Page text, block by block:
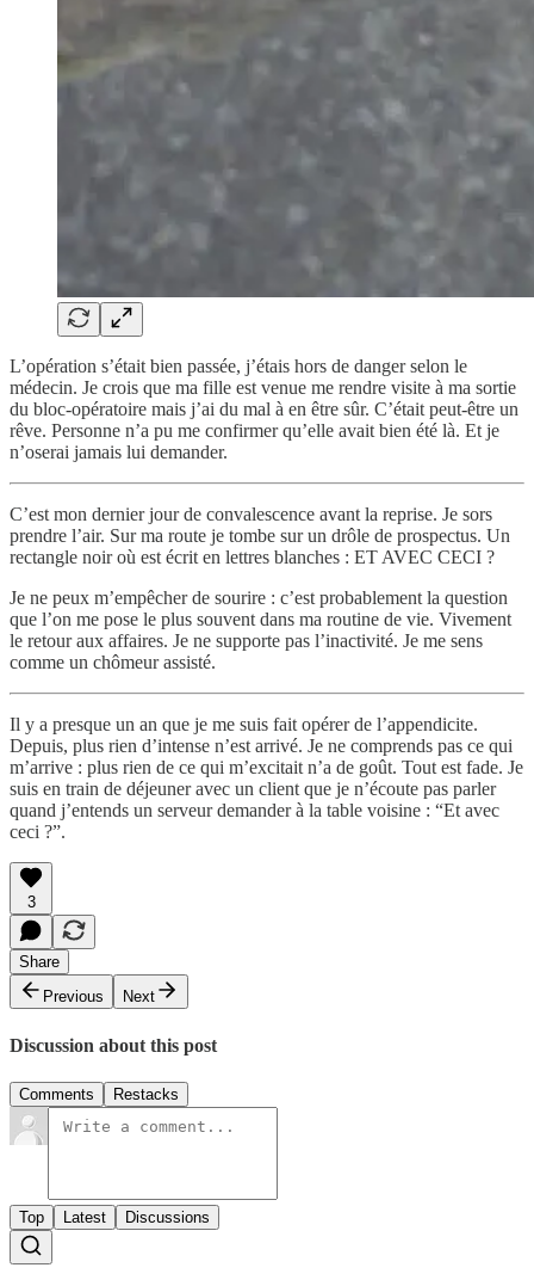
L’opération s’était bien passée, j’étais hors de danger selon le
médecin. Je crois que ma fille est venue me rendre visite à ma sortie
du bloc-opératoire mais j’ai du mal à en être sûr. C’était peut-être un
rêve. Personne n’a pu me confirmer qu’elle avait bien été là. Et je
n’oserai jamais lui demander.
C’est mon dernier jour de convalescence avant la reprise. Je sors
prendre l’air. Sur ma route je tombe sur un drôle de prospectus. Un
rectangle noir où est écrit en lettres blanches : ET AVEC CECI ?
Je ne peux m’empêcher de sourire : c’est probablement la question
que l’on me pose le plus souvent dans ma routine de vie. Vivement
le retour aux affaires. Je ne supporte pas l’inactivité. Je me sens
comme un chômeur assisté.
Il y a presque un an que je me suis fait opérer de l’appendicite.
Depuis, plus rien d’intense n’est arrivé. Je ne comprends pas ce qui
m’arrive : plus rien de ce qui m’excitait n’a de goût. Tout est fade. Je
suis en train de déjeuner avec un client que je n’écoute pas parler
quand j’entends un serveur demander à la table voisine : “Et avec
ceci ?”.
3
Share
Previous
Next
Discussion about this post
Comments Restacks
Top Latest Discussions